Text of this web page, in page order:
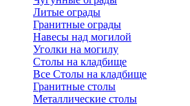
Литые ограды
Гранитные ограды
Навесы над могилой
Уголки на могилу
Столы на кладбище
Все Столы на кладбище
Гранитные столы
Металлические столы